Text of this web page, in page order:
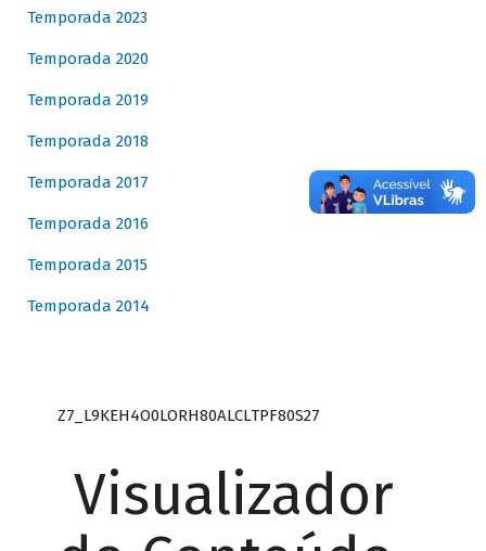
Temporada 2023
Temporada 2020
Temporada 2019
Temporada 2018
Temporada 2017
Temporada 2016
Temporada 2015
Temporada 2014
Z7_L9KEH4O0LORH80ALCLTPF80S27
Visualizador